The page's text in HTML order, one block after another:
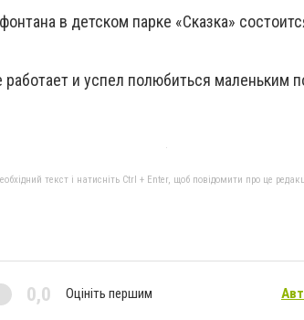
в детском парке «Сказка»
и успел полюбиться маленьким
текст і натисніть Ctrl + Enter, щоб повідомити про це
0,0 Оцініть першим